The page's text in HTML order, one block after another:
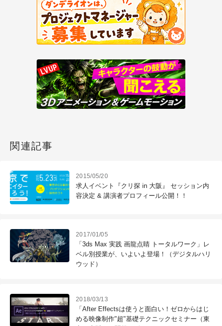
関連記事
2015/05/20
求人イベント『クリ探 in 大阪』 セッション内
容決定 & 講演者プロフィール公開！！
2017/01/05
「3ds Max 実践 画龍点睛 トータルワーク」レ
ベル別授業が、いよいよ登場！（デジタルハリ
ウッド）
2018/03/13
「After Effectsは使うと面白い！ゼロからはじ
める映像制作"超"基礎テクニックセミナー（東